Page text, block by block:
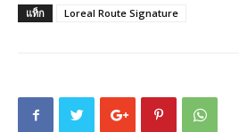
แท็ก Loreal Route Signature